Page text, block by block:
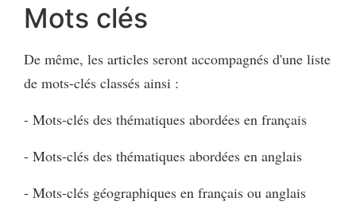
Mots clés
De même, les articles seront accompagnés d'une liste
de mots-clés classés ainsi :
- Mots-clés des thématiques abordées en français
- Mots-clés des thématiques abordées en anglais
- Mots-clés géographiques en français ou anglais